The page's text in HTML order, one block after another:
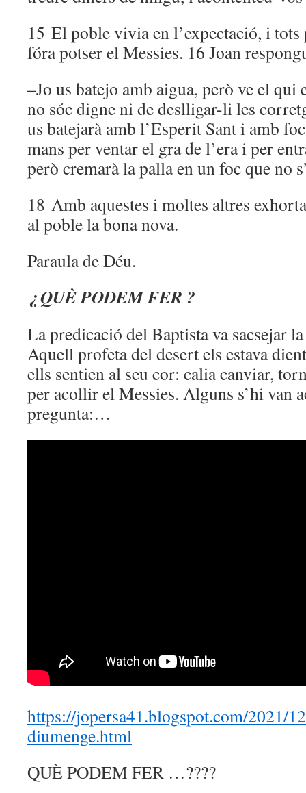
15 El poble vivia en l’expectació, i tots
fóra potser el Messies. 16 Joan
–Jo us batejo amb aigua, però ve el
no sóc digne ni de deslligar-li les
us batejarà amb l’Esperit Sant i amb
mans per ventar el gra de l’era i per
però cremarà la palla en un foc que no
18 Amb aquestes i moltes altres
al poble la bona nova.
Paraula de Déu.
¿ QUÈ PODEM FER ?
La predicació del Baptista va sacsejar
Aquell profeta del desert els estava
ells sentien al seu cor: calia canviar,
per acollir el Messies. Alguns s’hi van
pregunta:…
https://jopersa41.blogspot.com/2021/
diumenge.html
QUÈ PODEM FER …????